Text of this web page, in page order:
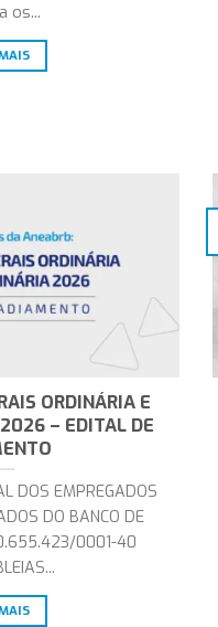
os...
ORDINÁRIA E
– EDITAL DE
DOS EMPREGADOS
DO BANCO DE
0001-40